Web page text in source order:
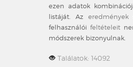
ezen adatok
listáját. Az eredmények
felhasználói feltételeit
módszerek bizonyulnak.
Találatok: 14092